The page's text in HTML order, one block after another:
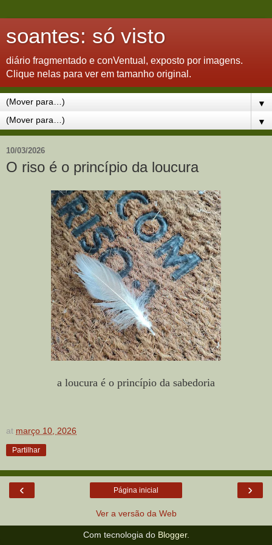
soantes: só visto
diário fragmentado e conVentual, exposto por imagens.
Clique nelas para ver em tamanho original.
▼
▼
10/03/2026
O riso é o princípio da loucura
a loucura é o princípio da sabedoria
at março 10, 2026
Partilhar
‹ ›
Página inicial
Ver a versão da Web
Com tecnologia do Blogger.